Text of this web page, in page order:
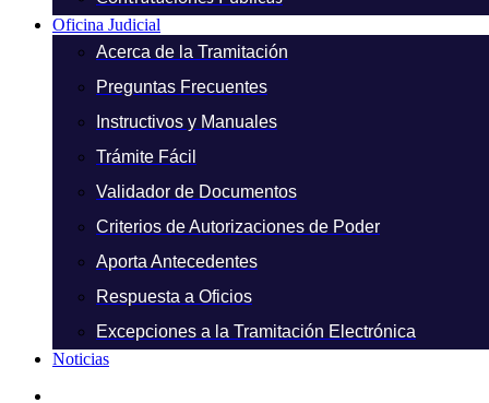
Oficina Judicial
Acerca de la Tramitación
Preguntas Frecuentes
Instructivos y Manuales
Trámite Fácil
Validador de Documentos
Criterios de Autorizaciones de Poder
Aporta Antecedentes
Respuesta a Oficios
Excepciones a la Tramitación Electrónica
Noticias